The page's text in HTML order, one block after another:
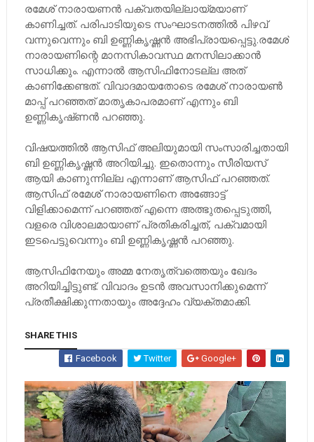
രമേശ് നാരായണൻ പക്വതയില്ലായ്മയാണ്
കാണിച്ചത്. പരിപാടിയുടെ സംഘാടനത്തിൽ പിഴവ്
വന്നുവെന്നും ബി ഉണ്ണികൃഷ്ണൻ അഭിപ്രായപ്പെട്ടു.രമേശ്‌
നാരായണിന്റെ മാനസികാവസ്ഥ മനസിലാക്കാൻ
സാധിക്കും. എന്നാൽ ആസിഫിനോടല്ല അത്
കാണിക്കേണ്ടത്. വിവാദമായതോടെ രമേശ്‌ നാരായണ്‍
മാപ്പ് പറഞ്ഞത് മാതൃകാപരമാണ് എന്നും ബി
ഉണ്ണികൃഷ്‌ണൻ പറഞ്ഞു.
വിഷയത്തിൽ ആസിഫ് അലിയുമായി സംസാരിച്ചതായി
ബി ഉണ്ണികൃഷ്ണൻ അറിയിച്ചു. ഇതൊന്നും സീരിയസ്
ആയി കാണുന്നില്ല എന്നാണ് ആസിഫ് പറഞ്ഞത്.
ആസിഫ് രമേശ് നാരായണിനെ അങ്ങോട്ട്
വിളിക്കാമെന്ന് പറഞ്ഞത് എന്നെ അത്ഭുതപ്പെടുത്തി,
വളരെ വിശാലമായാണ് പ്രതികരിച്ചത്, പക്വമായി
ഇടപെട്ടുവെന്നും ബി ഉണ്ണികൃഷ്ണൻ പറഞ്ഞു.
ആസിഫിനേയും അമ്മ നേതൃത്വത്തെയും ഖേദം
അറിയിച്ചിട്ടുണ്ട്. വിവാദം ഉടൻ അവസാനിക്കുമെന്ന്
പ്രതീക്ഷിക്കുന്നതായും അദ്ദേഹം വ്യക്തമാക്കി.
SHARE THIS
Facebook Twitter Google+